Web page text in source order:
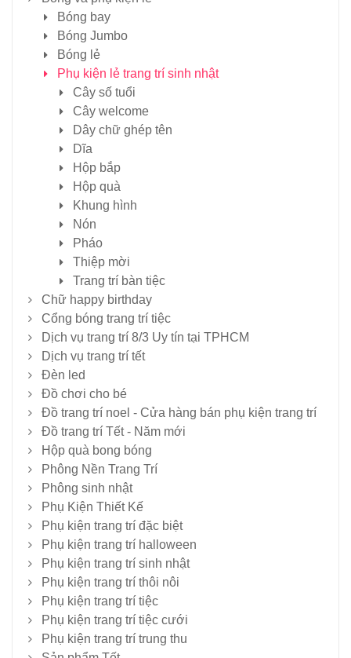
Bóng bay
Bóng Jumbo
Bóng lẻ
Phụ kiện lẻ trang trí sinh nhật
Cây số tuổi
Cây welcome
Dây chữ ghép tên
Dĩa
Hộp bắp
Hộp quà
Khung hình
Nón
Pháo
Thiệp mời
Trang trí bàn tiệc
Chữ happy birthday
Cổng bóng trang trí tiệc
Dịch vụ trang trí 8/3 Uy tín tại TPHCM
Dịch vụ trang trí tết
Đèn led
Đồ chơi cho bé
Đồ trang trí noel - Cửa hàng bán phụ kiện trang trí
Đồ trang trí Tết - Năm mới
Hộp quà bong bóng
Phông Nền Trang Trí
Phông sinh nhật
Phụ Kiện Thiết Kế
Phụ kiện trang trí đặc biệt
Phụ kiện trang trí halloween
Phụ kiện trang trí sinh nhật
Phụ kiện trang trí thôi nôi
Phụ kiện trang trí tiệc
Phụ kiện trang trí tiệc cưới
Phụ kiện trang trí trung thu